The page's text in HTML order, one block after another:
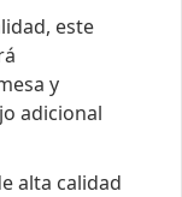
este
y
adicional
alta calidad